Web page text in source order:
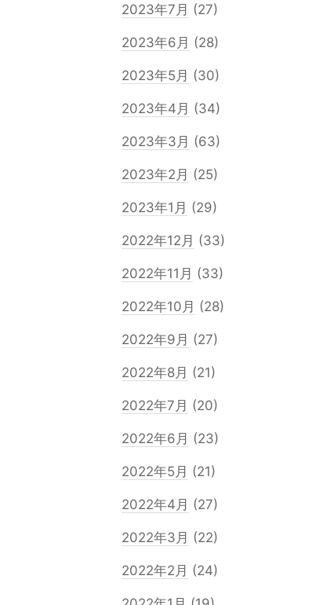
2023年7月 (27)
2023年6月 (28)
2023年5月 (30)
2023年4月 (34)
2023年3月 (63)
2023年2月 (25)
2023年1月 (29)
2022年12月 (33)
2022年11月 (33)
2022年10月 (28)
2022年9月 (27)
2022年8月 (21)
2022年7月 (20)
2022年6月 (23)
2022年5月 (21)
2022年4月 (27)
2022年3月 (22)
2022年2月 (24)